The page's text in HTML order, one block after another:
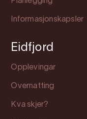
Informasjonskapsler
Eidfjord
Opplevingar
Overnatting
Kva skjer?